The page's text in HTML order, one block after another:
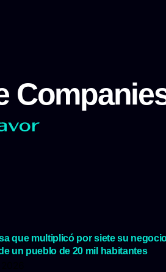
que multiplicó por siete su
un pueblo de 20 mil habitantes